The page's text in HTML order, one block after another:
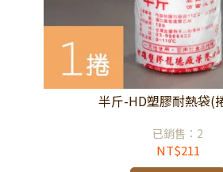
半斤-HD塑膠耐熱袋(
已銷售：2
NT$211